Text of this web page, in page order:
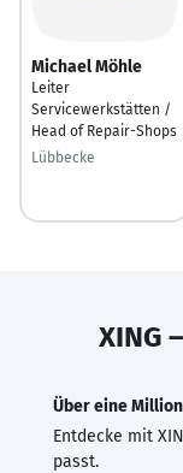
Michael Möhle
Leiter
Servicewerkstätten /
Head of Repair-Shops
Lübbecke
XING
Über eine Million
Entdecke mit
passt.